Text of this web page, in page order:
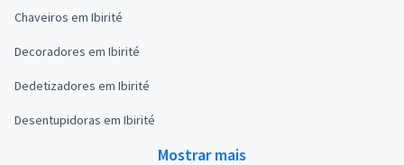
Chaveiros em Ibirité
Decoradores em Ibirité
Dedetizadores em Ibirité
Desentupidoras em Ibirité
Mostrar mais